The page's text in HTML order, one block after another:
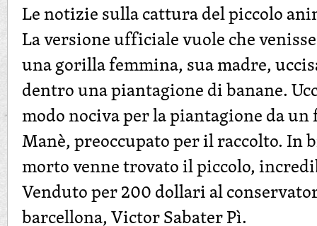
Le notizie sulla cattura del piccolo
La versione ufficiale vuole che
una gorilla femmina, sua madre,
dentro una piantagione di banane.
modo nociva per la piantagione da
Manè, preoccupato per il raccolto. In
morto venne trovato il piccolo,
Venduto per 200 dollari al
barcellona, Victor Sabater Pì.